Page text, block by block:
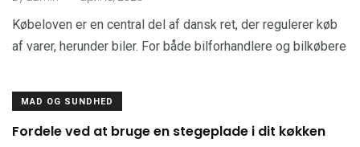
Købeloven er en central del af dansk ret, der regulerer køb
af varer, herunder biler. For både bilforhandlere og bilkøbere
MAD OG SUNDHED
Fordele ved at bruge en stegeplade i dit køkken